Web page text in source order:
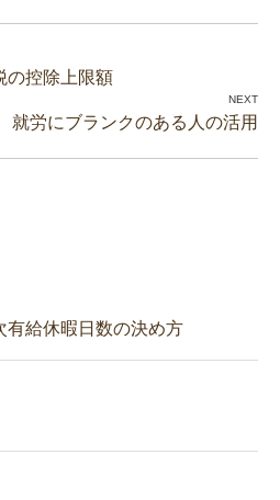
の控除上限額
就労にブランクのある人の活用
有給休暇日数の決め方